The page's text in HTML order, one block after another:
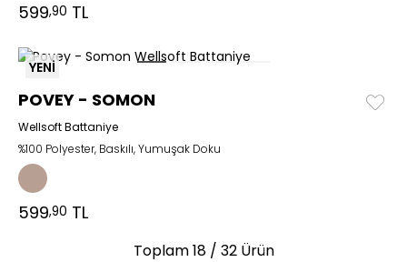
599,90 TL
YENİ
POVEY - SOMON
Wellsoft Battaniye
%100 Polyester, Baskılı, Yumuşak Doku
599,90 TL
Toplam18/ 32 Ürün